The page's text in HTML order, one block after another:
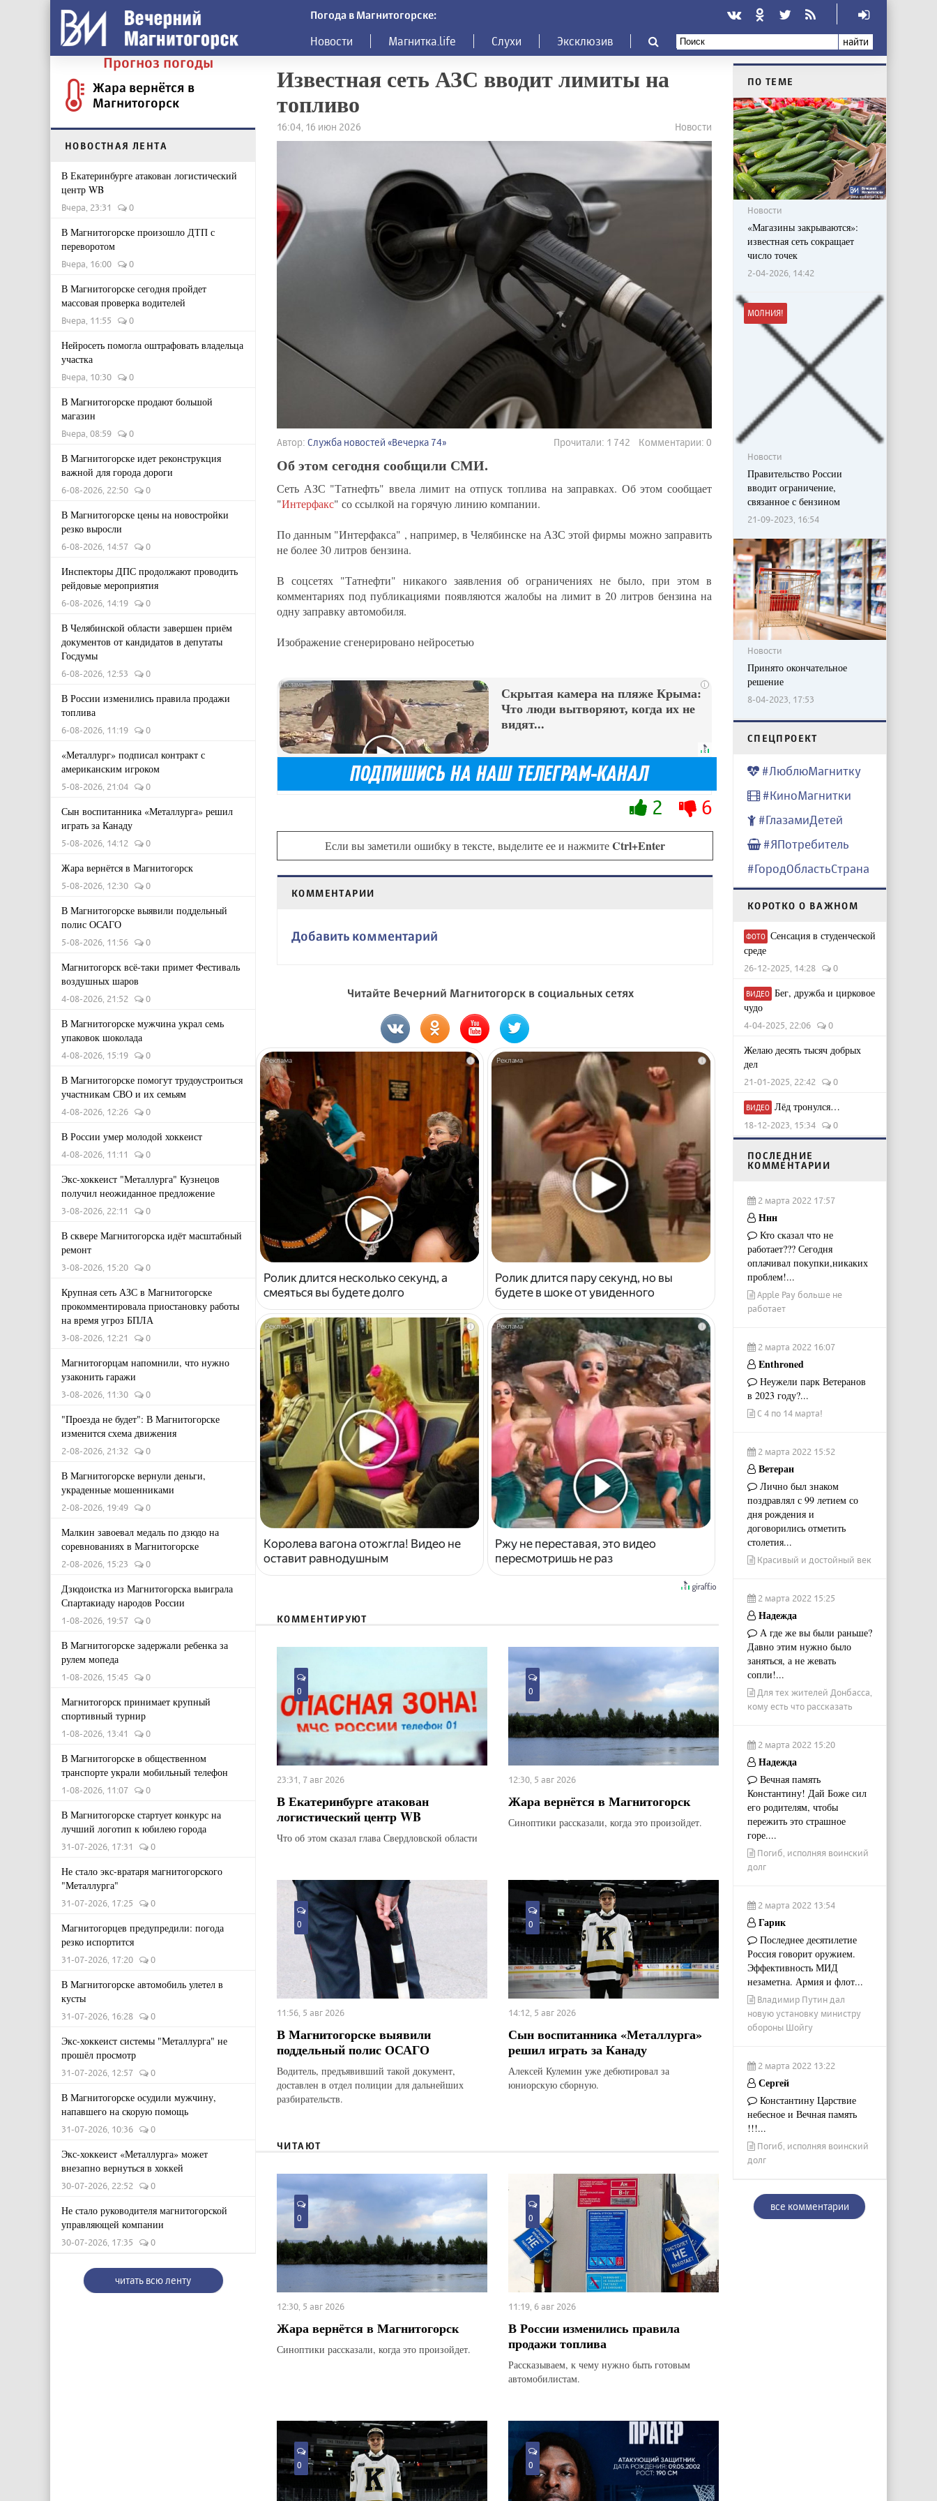
Погода в Магнитогорске:
Новости Магнитка.life Слухи Эксклюзив найти
Прогноз погоды
Жара вернётся в
Магнитогорск
НОВОСТНАЯ ЛЕНТА
В Екатеринбурге атакован логистический
центр WB
Вчера, 23:31 0
В Магнитогорске произошло ДТП с
переворотом
Вчера, 16:00 0
В Магнитогорске сегодня пройдет
массовая проверка водителей
Вчера, 11:55 0
Нейросеть помогла оштрафовать владельца
участка
Вчера, 10:30 0
В Магнитогорске продают большой
магазин
Вчера, 08:59 0
В Магнитогорске идет реконструкция
важной для города дороги
6-08-2026, 22:50 0
В Магнитогорске цены на новостройки
резко выросли
6-08-2026, 14:57 0
Инспекторы ДПС продолжают проводить
рейдовые мероприятия
6-08-2026, 14:19 0
В Челябинской области завершен приём
документов от кандидатов в депутаты
Госдумы
6-08-2026, 12:53 0
В России изменились правила продажи
топлива
6-08-2026, 11:19 0
«Металлург» подписал контракт с
американским игроком
5-08-2026, 21:04 0
Сын воспитанника «Металлурга» решил
играть за Канаду
5-08-2026, 14:12 0
Жара вернётся в Магнитогорск
5-08-2026, 12:30 0
В Магнитогорске выявили поддельный
полис ОСАГО
5-08-2026, 11:56 0
Магнитогорск всё-таки примет Фестиваль
воздушных шаров
4-08-2026, 21:52 0
В Магнитогорске мужчина украл семь
упаковок шоколада
4-08-2026, 15:19 0
В Магнитогорске помогут трудоустроиться
участникам СВО и их семьям
4-08-2026, 12:26 0
В России умер молодой хоккеист
4-08-2026, 11:11 0
Экс-хоккеист "Металлурга" Кузнецов
получил неожиданное предложение
3-08-2026, 22:11 0
В сквере Магнитогорска идёт масштабный
ремонт
3-08-2026, 15:20 0
Крупная сеть АЗС в Магнитогорске
прокомментировала приостановку работы
на время угроз БПЛА
3-08-2026, 12:21 0
Магнитогорцам напомнили, что нужно
узаконить гаражи
3-08-2026, 11:30 0
"Проезда не будет": В Магнитогорске
изменится схема движения
2-08-2026, 21:32 0
В Магнитогорске вернули деньги,
украденные мошенниками
2-08-2026, 19:49 0
Малкин завоевал медаль по дзюдо на
соревнованиях в Магнитогорске
2-08-2026, 15:23 0
Дзюдоистка из Магнитогорска выиграла
Спартакиаду народов России
1-08-2026, 19:57 0
В Магнитогорске задержали ребенка за
рулем мопеда
1-08-2026, 15:45 0
Магнитогорск принимает крупный
спортивный турнир
1-08-2026, 13:41 0
В Магнитогорске в общественном
транспорте украли мобильный телефон
1-08-2026, 11:07 0
В Магнитогорске стартует конкурс на
лучший логотип к юбилею города
31-07-2026, 17:31 0
Не стало экс-вратаря магнитогорского
"Металлурга"
31-07-2026, 17:25 0
Магнитогорцев предупредили: погода
резко испортится
31-07-2026, 17:20 0
В Магнитогорске автомобиль улетел в
кусты
31-07-2026, 16:28 0
Экс-хоккеист системы "Металлурга" не
прошёл просмотр
31-07-2026, 12:57 0
В Магнитогорске осудили мужчину,
напавшего на скорую помощь
31-07-2026, 10:36 0
Экс-хоккеист «Металлурга» может
внезапно вернуться в хоккей
30-07-2026, 22:52 0
Не стало руководителя магнитогорской
управляющей компании
30-07-2026, 17:35 0
читать всю ленту
Известная сеть АЗС вводит лимиты на
топливо
16:04, 16 июн 2026 Новости
Автор: Служба новостей «Вечерка 74» Прочитали: 1 742 Комментарии: 0
Об этом сегодня сообщили СМИ.
Сеть АЗС "Татнефть" ввела лимит на отпуск топлива на заправках. Об этом сообщает
"Интерфакс" со ссылкой на горячую линию компании.
По данным "Интерфакса" , например, в Челябинске на АЗС этой фирмы можно заправить
не более 30 литров бензина.
В соцсетях "Татнефти" никакого заявления об ограничениях не было, при этом в
комментариях под публикациями появляются жалобы на лимит в 20 литров бензина на
одну заправку автомобиля.
Изображение сгенерировано нейросетью
i
Скрытая камера на пляже Крыма:
Что люди вытворяют, когда их не
видят...
2 6
Если вы заметили ошибку в тексте, выделите ее и нажмитеCtrl+Enter
КОММЕНТАРИИ
Добавить комментарий
Читайте Вечерний Магнитогорск в социальных сетях
i
Ролик длится несколько секунд, а
смеяться вы будете долго
i
Ролик длится пару секунд, но вы
будете в шоке от увиденного
i
Королева вагона отожгла! Видео не
оставит равнодушным
i
Ржу не переставая, это видео
пересмотришь не раз
КОММЕНТИРУЮТ
0
23:31, 7 авг 2026
В Екатеринбурге атакован
логистический центр WB
Что об этом сказал глава Свердловской области
0
12:30, 5 авг 2026
Жара вернётся в Магнитогорск
Синоптики рассказали, когда это произойдет.
0
11:56, 5 авг 2026
В Магнитогорске выявили
поддельный полис ОСАГО
Водитель, предъявивший такой документ,
доставлен в отдел полиции для дальнейших
разбирательств.
0
14:12, 5 авг 2026
Сын воспитанника «Металлурга»
решил играть за Канаду
Алексей Кулемин уже дебютировал за
юниорскую сборную.
ЧИТАЮТ
0
12:30, 5 авг 2026
Жара вернётся в Магнитогорск
Синоптики рассказали, когда это произойдет.
0
11:19, 6 авг 2026
В России изменились правила
продажи топлива
Рассказываем, к чему нужно быть готовым
автомобилистам.
0 0
ПО ТЕМЕ
Новости
«Магазины закрываются»:
известная сеть сокращает
число точек
2-04-2026, 14:42
МОЛНИЯ!
Новости
Правительство России
вводит ограничение,
связанное с бензином
21-09-2023, 16:54
Новости
Принято окончательное
решение
8-04-2023, 17:53
CПЕЦПРОЕКТ
#ЛюблюМагнитку
#КиноМагнитки
#ГлазамиДетей
#ЯПотребитель
#ГородОбластьСтрана
КОРОТКО О ВАЖНОМ
ФОТО Сенсация в студенческой
среде
26-12-2025, 14:28 0
ВИДЕО Бег, дружба и цирковое
чудо
4-04-2025, 22:06 0
Желаю десять тысяч добрых
дел
21-01-2025, 22:42 0
ВИДЕО Лёд тронулся…
18-12-2023, 15:34 0
ПОСЛЕДНИЕ
КОММЕНТАРИИ
2 марта 2022 17:57
Ннн
Кто сказал что не
работает??? Сегодня
оплачивал покупки,никаких
проблем!...
Apple Pay больше не
работает
2 марта 2022 16:07
Enthroned
Неужели парк Ветеранов
в 2023 году?...
С 4 по 14 марта!
2 марта 2022 15:52
Ветеран
Лично был знаком
поздравлял с 99 летием со
дня рождения и
договорились отметить
столетия...
Красивый и достойный век
2 марта 2022 15:25
Надежда
А где же вы были раньше?
Давно этим нужно было
заняться, а не жевать
сопли!...
Для тех жителей Донбасса,
кому есть что рассказать
2 марта 2022 15:20
Надежда
Вечная память
Константину! Дай Боже сил
его родителям, чтобы
пережить это страшное
горе....
Погиб, исполняя воинский
долг
2 марта 2022 13:54
Гарик
Последнее десятилетие
Россия говорит оружием.
Эффективность МИД
незаметна. Армия и флот...
Владимир Путин дал
новую установку министру
обороны Шойгу
2 марта 2022 13:22
Сергей
Константину Царствие
небесное и Вечная память
!!!...
Погиб, исполняя воинский
долг
все комментарии